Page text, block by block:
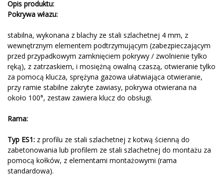
Opis produktu:
Pokrywa włazu:
stabilna, wykonana z blachy ze stali szlachetnej 4 mm, z
wewnętrznym elementem podtrzymującym (zabezpieczającym
przed przypadkowym zamknięciem pokrywy / zwolnienie tylko
ręką), z zatrzaskiem, i mosiężną owalną czaszą, otwieranie tylko
za pomocą klucza, sprężyna gazowa ułatwiająca otwieranie,
przy ramie stabilne zakryte zawiasy, pokrywa otwierana na
około 100°, zestaw zawiera klucz do obsługi.
Rama:
Typ ES1: z profilu ze stali szlachetnej z kotwą ścienną do
zabetonowania lub profilem ze stali szlachetnej do montażu za
pomocą kołków, z elementami montażowymi (rama
standardowa).